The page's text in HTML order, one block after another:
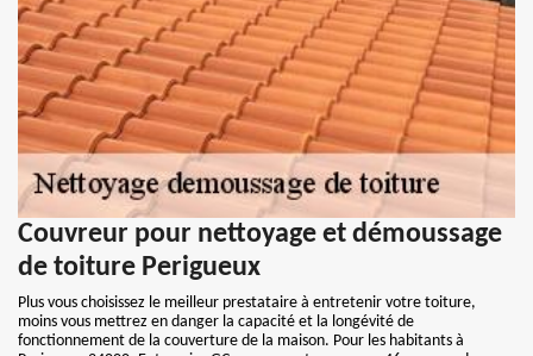
Couvreur pour nettoyage et démoussage
de toiture Perigueux
Plus vous choisissez le meilleur prestataire à entretenir votre toiture,
moins vous mettrez en danger la capacité et la longévité de
fonctionnement de la couverture de la maison. Pour les habitants à